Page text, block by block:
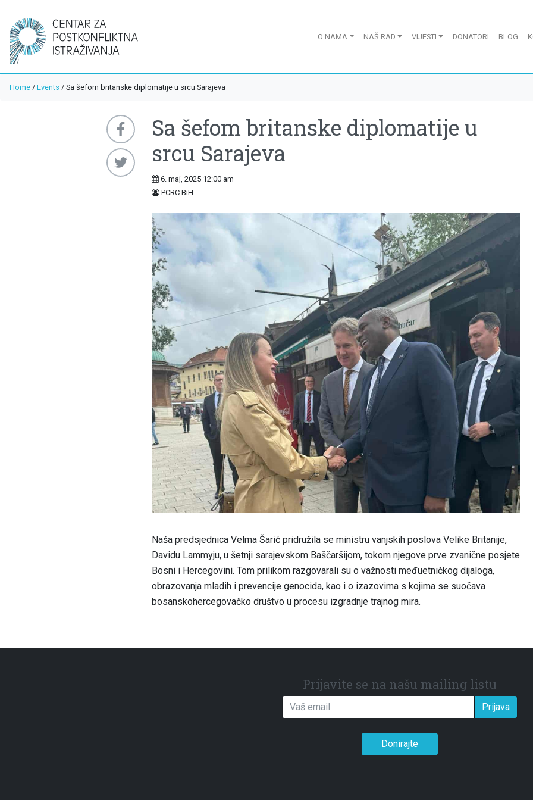
O NAMA NAŠ RAD VIJESTI DONATORI BLOG
Home / Events / Sa šefom britanske diplomatije u srcu Sarajeva
Sa šefom britanske diplomatije u
srcu Sarajeva
6. maj, 2025 12:00 am
PCRC BiH
Naša predsjednica Velma Šarić pridružila se ministru vanjskih poslova Velike Britanije,
Davidu Lammyju, u šetnji sarajevskom Baščaršijom, tokom njegove prve zvanične posjete
Bosni i Hercegovini. Tom prilikom razgovarali su o važnosti međuetničkog dijaloga,
obrazovanja mladih i prevencije genocida, kao i o izazovima s kojima se suočava
bosanskohercegovačko društvo u procesu izgradnje trajnog mira.
Prijavite se na našu mailing listu
Prijava
Donirajte